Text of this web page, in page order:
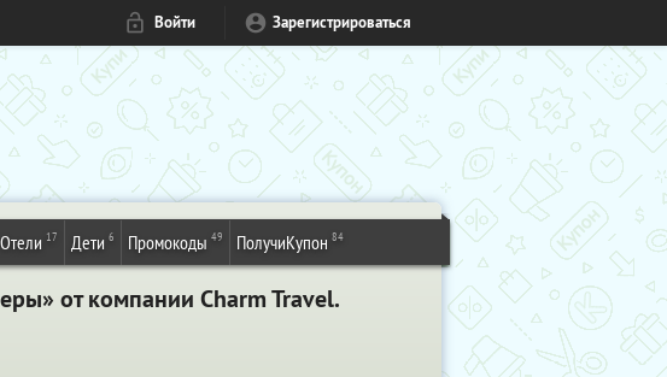
Войти Зарегистрироваться
Отели 17 Дети 6 Промокоды 49 ПолучиКупон 84
от компании Charm Travel.